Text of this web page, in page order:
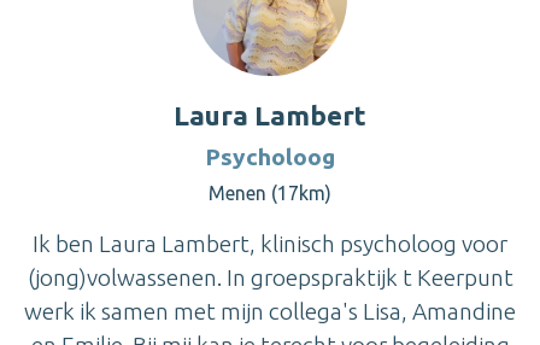
Laura Lambert
Psycholoog
Menen (17km)
Ik ben Laura Lambert, klinisch psycholoog voor
(jong)volwassenen. In groepspraktijk t Keerpunt
werk ik samen met mijn collega's Lisa, Amandine